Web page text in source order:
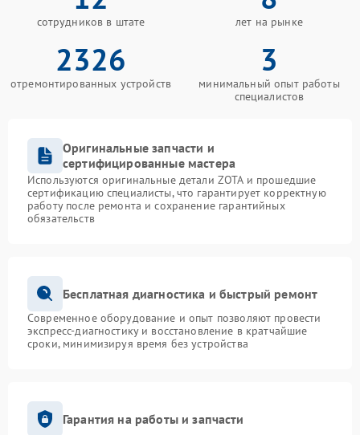
сотрудников в штате лет на рынке
2326
отремонтированных устройств
3
минимальный опыт работы
специалистов
Оригинальные запчасти и
сертифицированные мастера
Используются оригинальные детали ZOTA и прошедшие
сертификацию специалисты, что гарантирует корректную
работу после ремонта и сохранение гарантийных
обязательств
Бесплатная диагностика и быстрый ремонт
Современное оборудование и опыт позволяют провести
экспресс-диагностику и восстановление в кратчайшие
сроки, минимизируя время без устройства
Гарантия на работы и запчасти